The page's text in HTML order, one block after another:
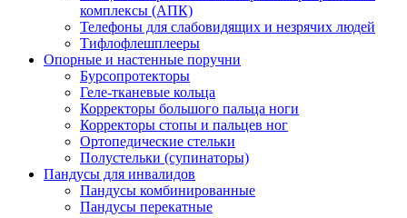
комплексы (АПК)
Телефоны для слабовидящих и незрячих людей
Тифлофлешплееры
Опорные и настенные поручни
Бурсопротекторы
Геле-тканевые кольца
Корректоры большого пальца ноги
Корректоры стопы и пальцев ног
Ортопедические стельки
Полустельки (супинаторы)
Пандусы для инвалидов
Пандусы комбинированные
Пандусы перекатные